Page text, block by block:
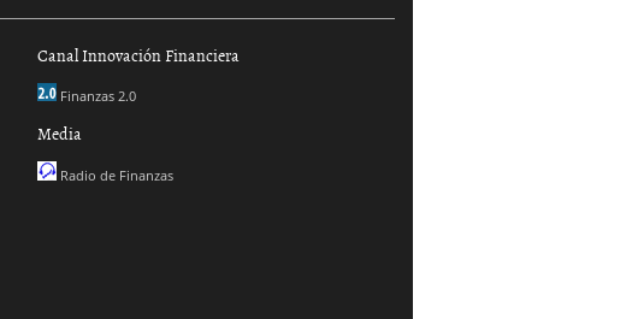
Canal Innovación Financiera
Finanzas 2.0
Media
Radio de Finanzas